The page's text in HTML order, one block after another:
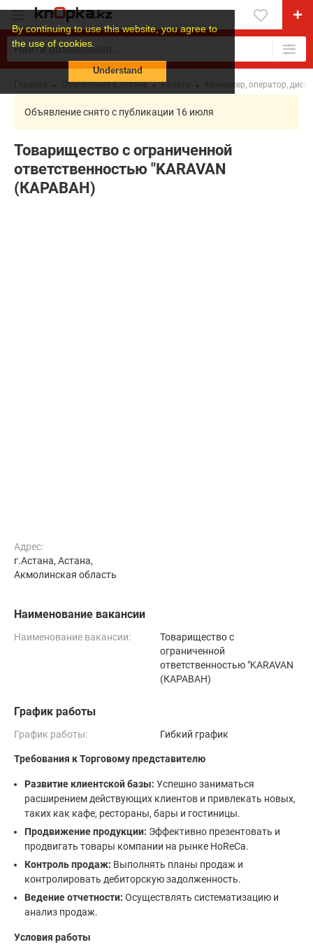
By continuing to use this website, you agree to
the use of cookies.
Understand
Объявления в Астане Работа Менеджер, оператор,
Объявление снято с публикации 16 июля
Товарищество с ограниченной
ответственностью "KARAVAN
(КАРАВАН)
Адрес:
г.Астана, Астана,
Акмолинская область
Наименование вакансии
Наименование вакансии:
Товарищество с
ограниченной
ответственностью "KARAVAN
(КАРАВАН)
График работы
График работы: Гибкий график
Требования к Торговому представителю
Развитие клиентской базы: Успешно заниматься
расширением действующих клиентов и привлекать новых,
таких как кафе, рестораны, бары и гостиницы.
Продвижение продукции: Эффективно презентовать и
продвигать товары компании на рынке HoReCa.
Контроль продаж: Выполнять планы продаж и
контролировать дебиторскую задолженность.
Ведение отчетности: Осуществлять систематизацию и
анализ продаж.
Условия работы